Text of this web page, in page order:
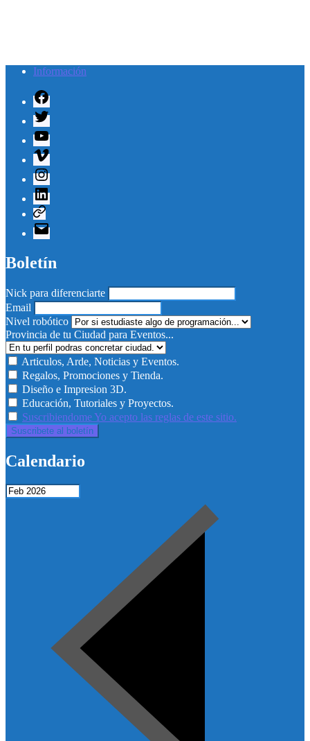
Información
Facebook
Twitter
Youtube
Vimeo
Instagram
Linkedin
Telegram
Correo
electrónico
Boletín
Nick para diferenciarte
Email
Nivel robótico
Provincia de tu Ciudad para Eventos...
Articulos, Arde, Noticias y Eventos.
Regalos, Promociones y Tienda.
Diseño e Impresion 3D.
Educación, Tutoriales y Proyectos.
Suscribiendome Yo acepto las reglas de este sitio.
Calendario